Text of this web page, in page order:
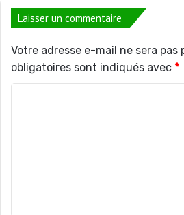
Laisser un commentaire
Votre adresse e-mail ne sera pas
obligatoires sont indiqués avec *